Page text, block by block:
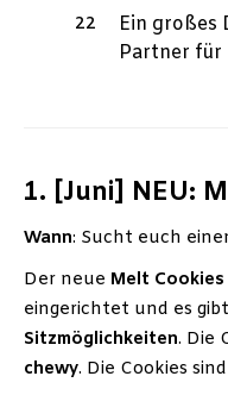
Ein großes
Partner
1. [Juni] NEU:
Wann: Sucht euch
Der neue Melt Cookies
eingerichtet und es
Sitzmöglichkeiten. Die
chewy. Die Cookies